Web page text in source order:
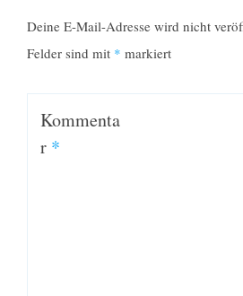
Deine E-Mail-Adresse wird nicht
Felder sind mit * markiert
Kommenta
r *